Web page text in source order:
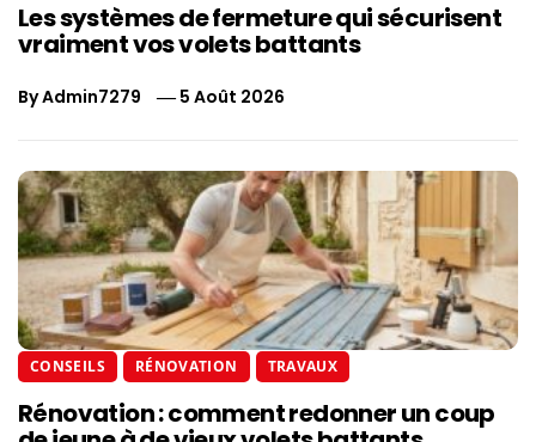
Les systèmes de fermeture qui sécurisent
vraiment vos volets battants
ByAdmin7279 5 Août 2026
CONSEILS RÉNOVATION TRAVAUX
Rénovation : comment redonner un coup